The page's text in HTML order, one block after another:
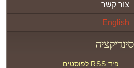
צור קשר
English
סינדיקציה
פיד RSS לפוסטים